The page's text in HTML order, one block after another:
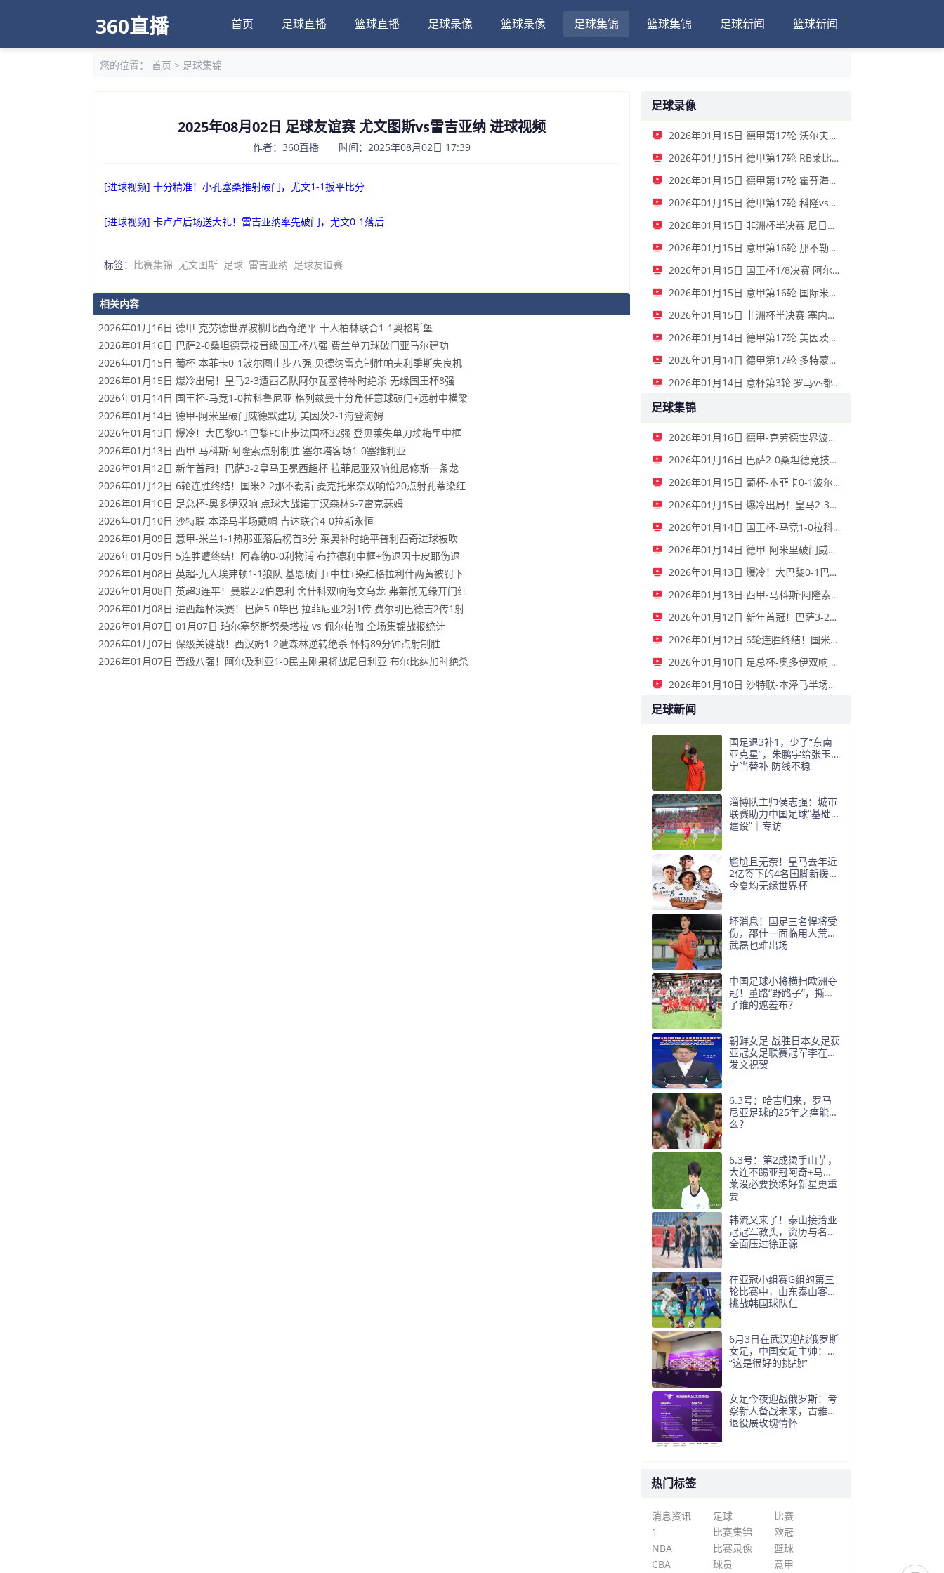
360直播 首页 足球直播 篮球直播 足球录像 篮球录像 足球集锦 篮球集锦 足球新闻 篮球新闻
您的位置： 首页 > 足球集锦
2025年08月02日 足球友谊赛 尤文图斯vs雷吉亚纳 进球视频
作者：360直播 时间：2025年08月02日 17:39
[进球视频] 十分精准！小孔塞桑推射破门，尤文1-1扳平比分
[进球视频] 卡卢卢后场送大礼！雷吉亚纳率先破门，尤文0-1落后
标签： 比赛集锦 尤文图斯 足球 雷吉亚纳 足球友谊赛
相关内容
2026年01月16日 德甲-克劳德世界波柳比西奇绝平 十人柏林联合1-1奥格斯堡
2026年01月16日 巴萨2-0桑坦德竞技晋级国王杯八强 费兰单刀球破门亚马尔建功
2026年01月15日 葡杯-本菲卡0-1波尔图止步八强 贝德纳雷克制胜帕夫利季斯失良机
2026年01月15日 爆冷出局！皇马2-3遭西乙队阿尔瓦塞特补时绝杀 无缘国王杯8强
2026年01月14日 国王杯-马竞1-0拉科鲁尼亚 格列兹曼十分角任意球破门+远射中横梁
2026年01月14日 德甲-阿米里破门威德默建功 美因茨2-1海登海姆
2026年01月13日 爆冷！大巴黎0-1巴黎FC止步法国杯32强 登贝莱失单刀埃梅里中框
2026年01月13日 西甲-马科斯·阿隆索点射制胜 塞尔塔客场1-0塞维利亚
2026年01月12日 新年首冠！巴萨3-2皇马卫冕西超杯 拉菲尼亚双响维尼修斯一条龙
2026年01月12日 6轮连胜终结！国米2-2那不勒斯 麦克托米奈双响恰20点射孔蒂染红
2026年01月10日 足总杯-奥多伊双响 点球大战诺丁汉森林6-7雷克瑟姆
2026年01月10日 沙特联-本泽马半场戴帽 吉达联合4-0拉斯永恒
2026年01月09日 意甲-米兰1-1热那亚落后榜首3分 莱奥补时绝平普利西奇进球被吹
2026年01月09日 5连胜遭终结！阿森纳0-0利物浦 布拉德利中框+伤退因卡皮耶伤退
2026年01月08日 英超-九人埃弗顿1-1狼队 基恩破门+中柱+染红格拉利什两黄被罚下
2026年01月08日 英超3连平！曼联2-2伯恩利 舍什科双响海文乌龙 弗莱彻无缘开门红
2026年01月08日 进西超杯决赛！巴萨5-0毕巴 拉菲尼亚2射1传 费尔明巴德吉2传1射
2026年01月07日 01月07日 珀尔塞努斯努桑塔拉 vs 佩尔帕咖 全场集锦战报统计
2026年01月07日 保级关键战！西汉姆1-2遭森林逆转绝杀 怀特89分钟点射制胜
2026年01月07日 晋级八强！阿尔及利亚1-0民主刚果将战尼日利亚 布尔比纳加时绝杀
足球录像
2026年01月15日 德甲第17轮 沃尔夫斯堡vs圣保利 全场录像
2026年01月15日 德甲第17轮 RB莱比锡vs弗赖堡 全场录像
2026年01月15日 德甲第17轮 霍芬海姆vs门兴 全场录像
2026年01月15日 德甲第17轮 科隆vs拜仁慕尼黑 全场录像
2026年01月15日 非洲杯半决赛 尼日利亚vs摩洛哥 全场录像
2026年01月15日 意甲第16轮 那不勒斯vs帕尔马 全场录像
2026年01月15日 国王杯1/8决赛 阿尔瓦塞特vs皇家马德里 全场录像
2026年01月15日 意甲第16轮 国际米兰vs莱切 全场录像
2026年01月15日 非洲杯半决赛 塞内加尔vs埃及 全场录像
2026年01月14日 德甲第17轮 美因茨vs海登海姆 全场录像
2026年01月14日 德甲第17轮 多特蒙德vs不莱梅 全场录像
2026年01月14日 意杯第3轮 罗马vs都灵 全场录像
足球集锦
2026年01月16日 德甲-克劳德世界波柳比西奇绝平 十人柏林联合1-1奥格斯堡
2026年01月16日 巴萨2-0桑坦德竞技晋级国王杯八强 费兰单刀球破门亚马尔建功
2026年01月15日 葡杯-本菲卡0-1波尔图止步八强 贝德纳雷克制胜帕夫利季斯失良机
2026年01月15日 爆冷出局！皇马2-3遭西乙队阿尔瓦塞特补时绝杀 无缘国王杯8强
2026年01月14日 国王杯-马竞1-0拉科鲁尼亚 格列兹曼十分角任意球破门+远射中横梁
2026年01月14日 德甲-阿米里破门威德默建功 美因茨2-1海登海姆
2026年01月13日 爆冷！大巴黎0-1巴黎FC止步法国杯32强 登贝莱失单刀埃梅里中框
2026年01月13日 西甲-马科斯·阿隆索点射制胜 塞尔塔客场1-0塞维利亚
2026年01月12日 新年首冠！巴萨3-2皇马卫冕西超杯 拉菲尼亚双响维尼修斯一条龙
2026年01月12日 6轮连胜终结！国米2-2那不勒斯 麦克托米奈双响恰20点射孔蒂染红
2026年01月10日 足总杯-奥多伊双响 点球大战诺丁汉森林6-7雷克瑟姆
2026年01月10日 沙特联-本泽马半场戴帽 吉达联合4-0拉斯永恒
足球新闻
国足退3补1，少了“东南
亚克星”，朱鹏宇给张玉
宁当替补 防线不稳
淄博队主帅侯志强：城市
联赛助力中国足球“基础
建设”｜专访
尴尬且无奈！皇马去年近
2亿签下的4名国脚新援，
今夏均无缘世界杯
坏消息！国足三名悍将受
伤，邵佳一面临用人荒，
武磊也难出场
中国足球小将横扫欧洲夺
冠！董路“野路子”，撕开
了谁的遮羞布？
朝鲜女足 战胜日本女足获
亚冠女足联赛冠军李在明
发文祝贺
6.3号：哈吉归来，罗马
尼亚足球的25年之痒能解
么？
6.3号：第2成烫手山芋，
大连不踢亚冠阿奇+马莱
莱没必要换练好新星更重
要
韩流又来了！泰山接洽亚
冠冠军教头，资历与名气
全面压过徐正源
在亚冠小组赛G组的第三
轮比赛中，山东泰山客场
挑战韩国球队仁
6月3日在武汉迎战俄罗斯
女足，中国女足主帅：
“这是很好的挑战!”
女足今夜迎战俄罗斯：考
察新人备战未来，古雅沙
退役展玫瑰情怀
热门标签
消息资讯 足球
比赛
1
比赛集锦
欧冠
NBA
比赛录像
篮球
CBA
球员 意甲